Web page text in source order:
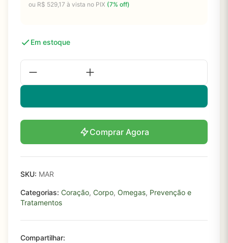
ou R$ 529,17 à vista no PIX (7% off)
Em estoque
Comprar Agora
SKU: MAR
Categorias: Coração, Corpo, Omegas, Prevenção e
Tratamentos
Compartilhar: